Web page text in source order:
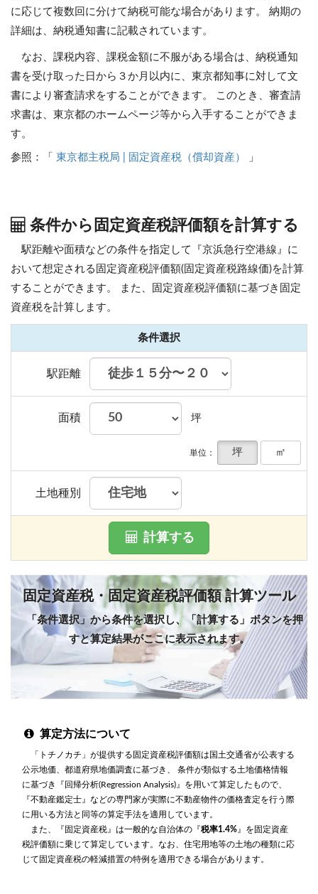
に応じて複数回に分けて納税可能な場合があります。 納期の
詳細は、納税通知書に記載されています。
なお、課税内容、課税金額に不服がある場合は、納税通知
書を受け取った日から３か月以内に、東京都知事に対して文
書により審査請求をすることができます。 このとき、審査請
求書は、東京都のホームページ等から入手することができま
す。
参照：「 東京都主税局 | 固定資産税（償却資産） 」
条件から固定資産税評価額を計算する
駅距離や面積などの条件を指定して『京浜急行空港線』に
おいて想定される固定資産税評価額(固定資産税路線価)を計算
することができます。
また、固定資産税評価額に基づき固定
資産税を計算します。
条件選択
駅距離
面積 坪
単位： 坪 ㎡
土地種別
計算する
固定資産税・固定資産税評価額 計算ツール
「条件選択」から条件を選択し、「計算する」ボタンを押
すと算定結果がここに表示されます。
算定方法について
「トチノカチ」が提供する固定資産税評価額は国土交通省が公表する
公示地価、都道府県地価調査に基づき、 条件が類似する土地価格情報
に基づき『回帰分析(Regression Analysis)』を用いて算定したもので、
『不動産鑑定士』などの専門家が実際に不動産物件の価格査定を行う際
に用いる方法と同等の算定手法を適用しています。
また、『固定資産税』は一般的な自治体の『税率1.4% 』を固定資産
税評価額に乗じて算定しています。なお、住宅用地等の土地の種類に応
じて固定資産税の軽減措置の特例を適用できる場合があります。